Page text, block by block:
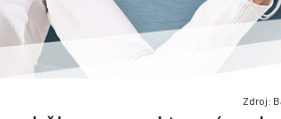
Zdroj: